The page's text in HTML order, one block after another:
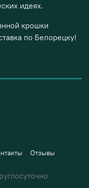
идеях.
крошки
по Белорецку!
Отзывы